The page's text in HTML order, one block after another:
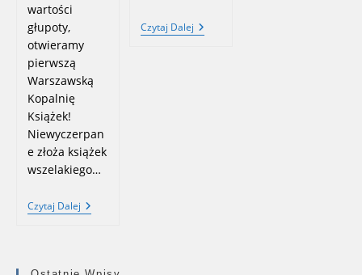
wartości
głupoty,
otwieramy
pierwszą
Warszawską
Kopalnię
Książek!
Niewyczerpan
e złoża książek
wszelakiego…
Czytaj DalejWarszawska
Kopalnia
Czytaj DalejNowe
Nabytki: